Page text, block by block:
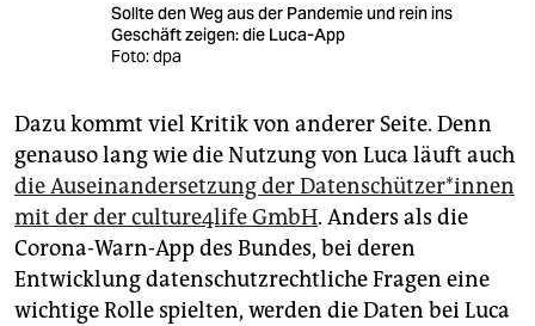
Sollte den Weg aus der Pandemie und rein ins
Geschäft zeigen: die Luca-App
Foto: dpa
Dazu kommt viel Kritik von anderer Seite. Denn
genauso lang wie die Nutzung von Luca läuft auch
die Auseinandersetzung der Da­ten­schüt­ze­r*in­nen
mit der der culture4life GmbH. Anders als die
Corona-Warn-App des Bundes, bei deren
Entwicklung datenschutzrechtliche Fragen eine
wichtige Rolle spielten, werden die Daten bei Luca